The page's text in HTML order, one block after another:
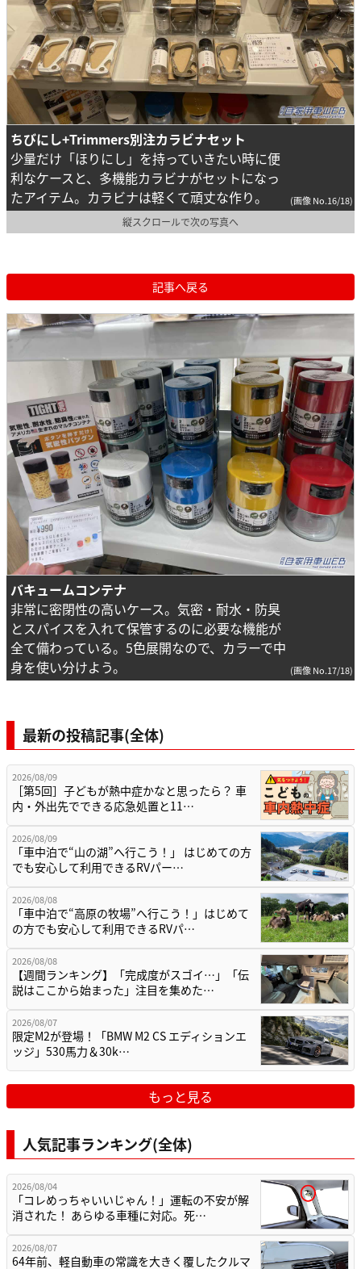
ちびにし+Trimmers別注カラビナセット
少量だけ「ほりにし」を持っていきたい時に便
利なケースと、多機能カラビナがセットになっ
たアイテム。カラビナは軽くて頑丈な作り。
(画像 No.16/18)
縦スクロールで次の写真へ
記事へ戻る
バキュームコンテナ
非常に密閉性の高いケース。気密・耐水・防臭
とスパイスを入れて保管するのに必要な機能が
全て備わっている。5色展開なので、カラーで中
身を使い分けよう。
(画像 No.17/18)
最新の投稿記事(全体)
2026/08/09
［第5回］子どもが熱中症かなと思ったら？ 車
内・外出先でできる応急処置と11…
2026/08/09
「車中泊で“山の湖”へ行こう！」 はじめての方
でも安心して利用できるRVパー…
2026/08/08
「車中泊で“高原の牧場”へ行こう！」はじめて
の方でも安心して利用できるRVパ…
2026/08/08
【週間ランキング】「完成度がスゴイ…」「伝
説はここから始まった」注目を集めた…
2026/08/07
限定M2が登場！「BMW M2 CS エディションエ
ッジ」530馬力＆30k…
もっと見る
人気記事ランキング(全体)
2026/08/04
「コレめっちゃいいじゃん！」運転の不安が解
消された！ あらゆる車種に対応。死…
2026/08/07
64年前、軽自動車の常識を大きく覆したクルマ